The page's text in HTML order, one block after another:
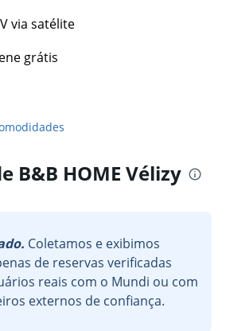
via satélite
grátis
B&B HOME Vélizy
Coletamos e exibimos
de reservas verificadas
reais com o Mundi ou com
externos de confiança.